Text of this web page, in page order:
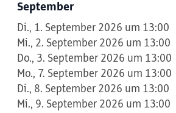
September
Di., 1. September 2026 um 13:00
Mi., 2. September 2026 um 13:00
Do., 3. September 2026 um 13:00
Mo., 7. September 2026 um 13:00
Di., 8. September 2026 um 13:00
Mi., 9. September 2026 um 13:00